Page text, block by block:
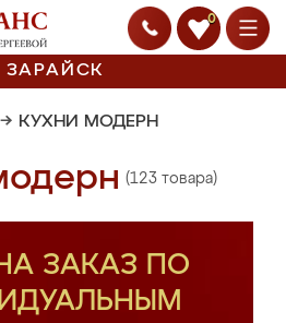
0
ЗАРАЙСК
→ КУХНИ МОДЕРН
(123 товара)
ЗАКАЗ ПО